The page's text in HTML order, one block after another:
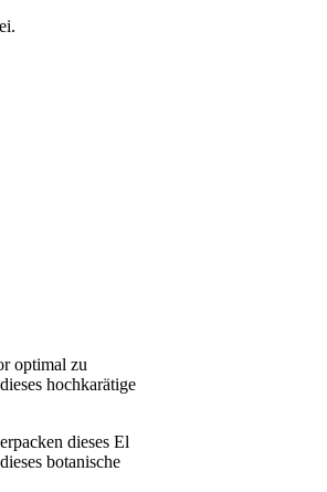
optimal zu
hochkarätige
dieses El
botanische